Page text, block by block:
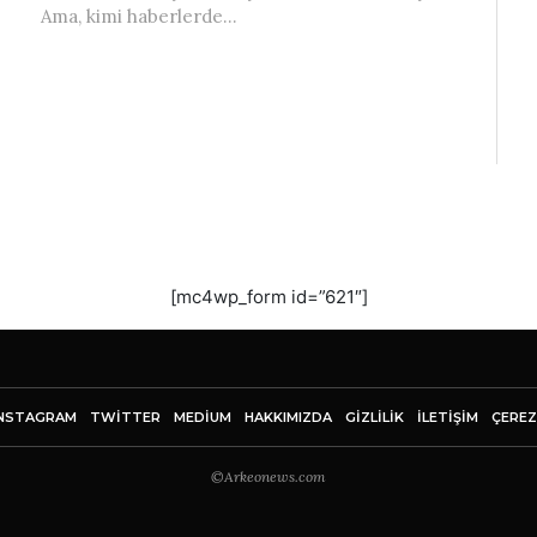
Ama, kimi haberlerde...
[mc4wp_form id=”621″]
TWITTER MEDIUM HAKKIMIZDA GİZLİLİK İLETIŞIM
©Arkeonews.com